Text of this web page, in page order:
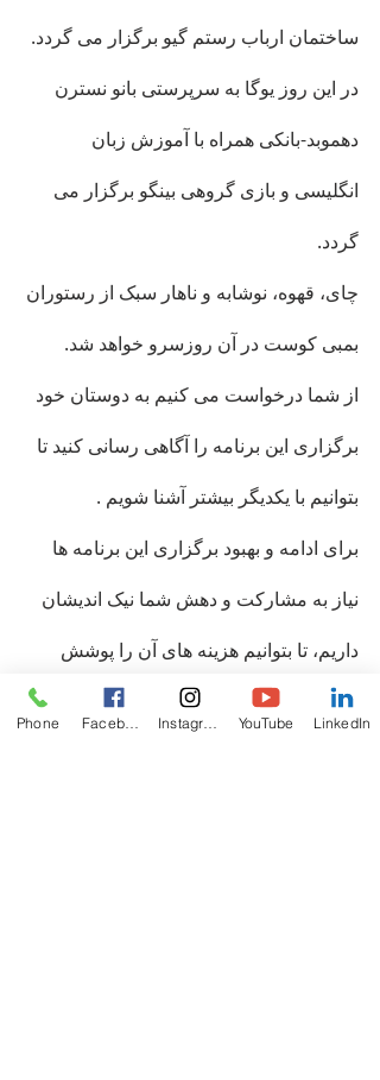
ساختمان ارباب رستم گیو برگزار می گردد.
در این روز یوگا به سرپرستی بانو نسترن
دهموبد-بانکی همراه با آموزش زبان
انگلیسی و بازی گروهی بینگو برگزار می
گردد.
چای، قهوه، نوشابه و ناهار سبک از رستوران
بمبی کوست در آن روزسرو خواهد شد.
از شما درخواست می کنیم به دوستان خود
برگزاری این برنامه را آگاهی رسانی کنید تا
بتوانیم با یکدیگر بیشتر آشنا شویم .
برای ادامه و بهبود برگزاری این برنامه ها
نیاز به مشارکت و دهش شما نیک اندیشان
داریم، تا بتوانیم هزینه های آن را پوشش
دهیم، در روز برنامه آماده دریافت دهش
Phone YouTube LinkedIn